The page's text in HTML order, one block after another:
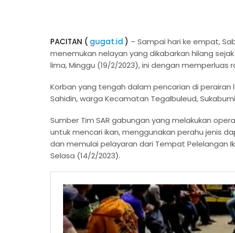
PACITAN ( gugat.id ) – Sampai hari ke empat,
menemukan nelayan yang dikabarkan hilang
lima, Minggu (19/2/2023), ini dengan memperluas
Korban yang tengah dalam pencarian di
Sahidin, warga Kecamatan Tegalbuleud,
Sumber Tim SAR gabungan yang melakukan
untuk mencari ikan, menggunakan perahu jenis
dan memulai pelayaran dari Tempat Pelelangan
Selasa (14/2/2023).